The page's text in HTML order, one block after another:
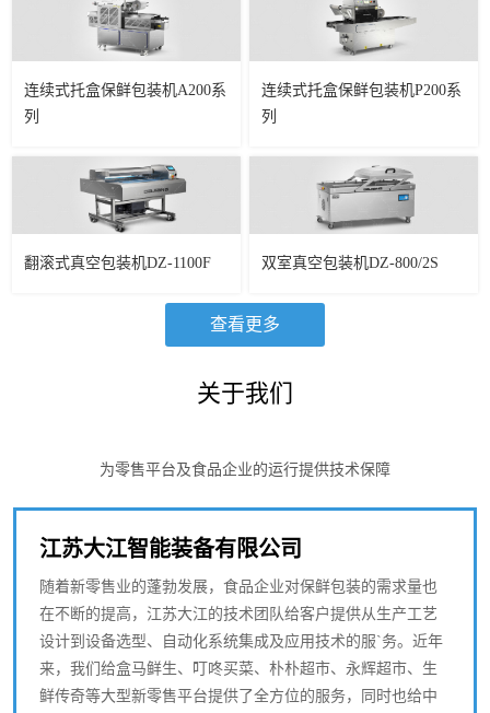
连续式托盒保鲜包装机A200系
列
连续式托盒保鲜包装机P200系
列
翻滚式真空包装机DZ-1100F 双室真空包装机DZ-800/2S
查看更多
关于我们
为零售平台及食品企业的运行提供技术保障
江苏大江智能装备有限公司
随着新零售业的蓬勃发展，食品企业对保鲜包装的需求量也
在不断的提高，江苏大江的技术团队给客户提供从生产工艺
设计到设备选型、自动化系统集成及应用技术的服`务。近年
来，我们给盒马鲜生、叮咚买菜、朴朴超市、永辉超市、生
鲜传奇等大型新零售平台提供了全方位的服务，同时也给中